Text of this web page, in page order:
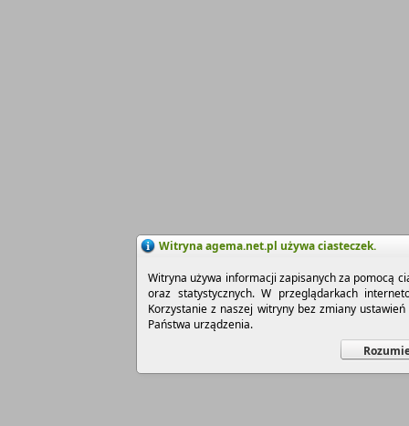
Witryna agema.net.pl używa ciasteczek.
Witryna używa informacji zapisanych za pomocą
oraz statystycznych. W przeglądarkach
Korzystanie z naszej witryny bez zmiany
Państwa urządzenia.